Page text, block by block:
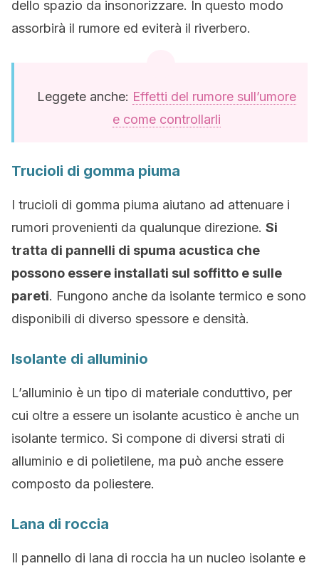
dello spazio da insonorizzare. In questo modo
assorbirà il rumore ed eviterà il riverbero.
Leggete anche: Effetti del rumore sull’umore
e come controllarli
Trucioli di gomma piuma
I trucioli di gomma piuma aiutano ad attenuare i
rumori provenienti da qualunque direzione. Si
tratta di pannelli di spuma acustica che
possono essere installati sul soffitto e sulle
pareti. Fungono anche da isolante termico e sono
disponibili di diverso spessore e densità.
Isolante di alluminio
L’alluminio è un tipo di materiale conduttivo, per
cui oltre a essere un isolante acustico è anche un
isolante termico. Si compone di diversi strati di
alluminio e di polietilene, ma può anche essere
composto da poliestere.
Lana di roccia
Il pannello di lana di roccia ha un nucleo isolante e